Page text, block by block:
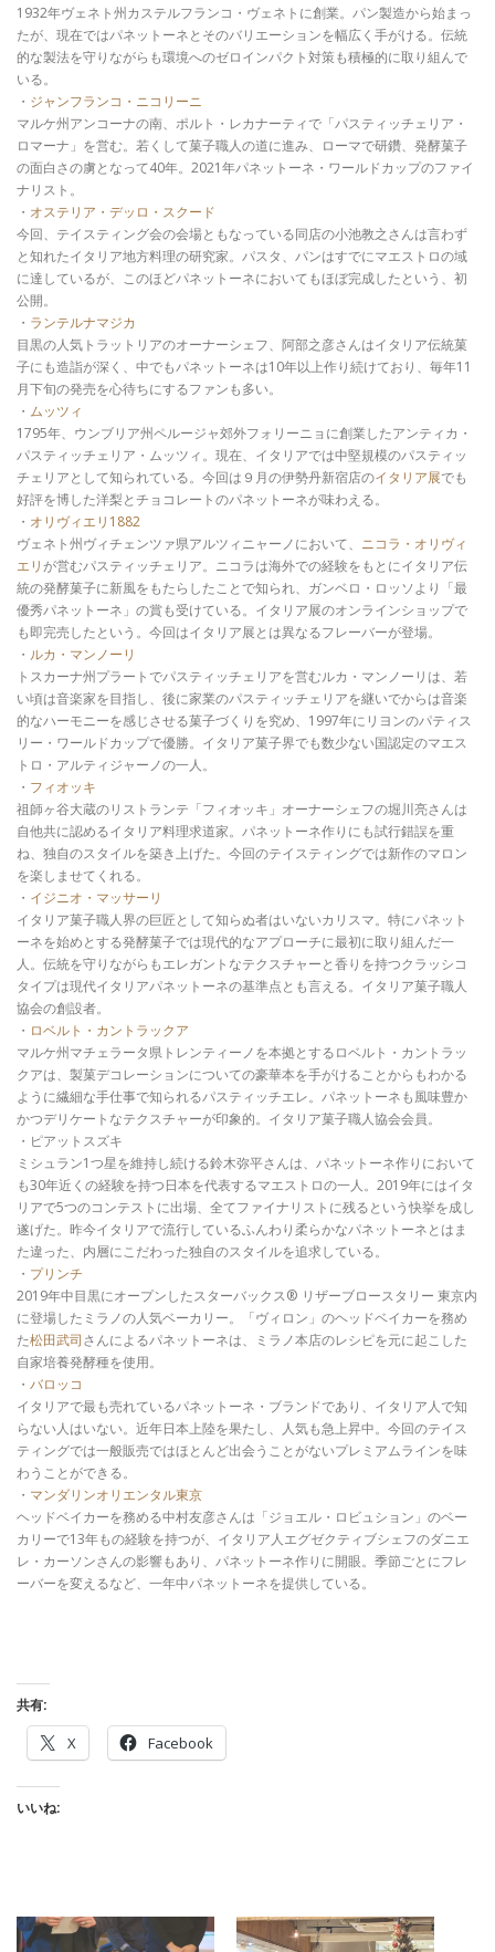
1932年ヴェネト州カステルフランコ・ヴェネトに創業。パン製造から始まっ
たが、現在ではパネットーネとそのバリエーションを幅広く手がける。伝統
的な製法を守りながらも環境へのゼロインパクト対策も積極的に取り組んで
いる。
・ ジャンフランコ・ニコリーニ
マルケ州アンコーナの南、ポルト・レカナーティで「パスティッチェリア・
ロマーナ」を営む。若くして菓子職人の道に進み、ローマで研鑽、発酵菓子
の面白さの虜となって40年。2021年パネットーネ・ワールドカップのファイ
ナリスト。
・ オステリア・デッロ・スクード
今回、テイスティング会の会場ともなっている同店の小池教之さんは言わず
と知れたイタリア地方料理の研究家。パスタ、パンはすでにマエストロの域
に達しているが、このほどパネットーネにおいてもほぼ完成したという、初
公開。
・ ランテルナマジカ
目黒の人気トラットリアのオーナーシェフ、阿部之彦さんはイタリア伝統菓
子にも造詣が深く、中でもパネットーネは10年以上作り続けており、毎年11
月下旬の発売を心待ちにするファンも多い。
・ ムッツィ
1795年、ウンブリア州ペルージャ郊外フォリーニョに創業したアンティカ・
パスティッチェリア・ムッツィ。現在、イタリアでは中堅規模のパスティッ
チェリアとして知られている。今回は９月の伊勢丹新宿店のイタリア展でも
好評を博した洋梨とチョコレートのパネットーネが味わえる。
・ オリヴィエリ1882
ヴェネト州ヴィチェンツァ県アルツィニャーノにおいて、 ニコラ・オリヴィ
エリが営むパスティッチェリア。ニコラは海外での経験をもとにイタリア伝
統の発酵菓子に新風をもたらしたことで知られ、ガンベロ・ロッソより「最
優秀パネットーネ」の賞も受けている。イタリア展のオンラインショップで
も即完売したという。今回はイタリア展とは異なるフレーバーが登場。
・ ルカ・マンノーリ
トスカーナ州プラートでパスティッチェリアを営むルカ・マンノーリは、若
い頃は音楽家を目指し、後に家業のパスティッチェリアを継いでからは音楽
的なハーモニーを感じさせる菓子づくりを究め、1997年にリヨンのパティス
リー・ワールドカップで優勝。イタリア菓子界でも数少ない国認定のマエス
トロ・アルティジャーノの一人。
・ フィオッキ
祖師ヶ谷大蔵のリストランテ「フィオッキ」オーナーシェフの堀川亮さんは
自他共に認めるイタリア料理求道家。パネットーネ作りにも試行錯誤を重
ね、独自のスタイルを築き上げた。今回のテイスティングでは新作のマロン
を楽しませてくれる。
・ イジニオ・マッサーリ
イタリア菓子職人界の巨匠として知らぬ者はいないカリスマ。特にパネット
ーネを始めとする発酵菓子では現代的なアプローチに最初に取り組んだ一
人。伝統を守りながらもエレガントなテクスチャーと香りを持つクラッシコ
タイプは現代イタリアパネットーネの基準点とも言える。イタリア菓子職人
協会の創設者。
・ ロベルト・カントラックア
マルケ州マチェラータ県トレンティーノを本拠とするロベルト・カントラッ
クアは、製菓デコレーションについての豪華本を手がけることからもわかる
ように繊細な手仕事で知られるパスティッチエレ。パネットーネも風味豊か
かつデリケートなテクスチャーが印象的。イタリア菓子職人協会会員。
・ピアットスズキ
ミシュラン1つ星を維持し続ける鈴木弥平さんは、パネットーネ作りにおいて
も30年近くの経験を持つ日本を代表するマエストロの一人。2019年にはイタ
リアで5つのコンテストに出場、全てファイナリストに残るという快挙を成し
遂げた。昨今イタリアで流行しているふんわり柔らかなパネットーネとはま
た違った、内層にこだわった独自のスタイルを追求している。
・ プリンチ
2019年中目黒にオープンしたスターバックス®︎ リザーブロースタリー 東京内
に登場したミラノの人気ベーカリー。「ヴィロン」のヘッドベイカーを務め
た松田武司さんによるパネットーネは、ミラノ本店のレシピを元に起こした
自家培養発酵種を使用。
・ バロッコ
イタリアで最も売れているパネットーネ・ブランドであり、イタリア人で知
らない人はいない。近年日本上陸を果たし、人気も急上昇中。今回のテイス
ティングでは一般販売ではほとんど出会うことがないプレミアムラインを味
わうことができる。
・ マンダリンオリエンタル東京
ヘッドベイカーを務める中村友彦さんは「ジョエル・ロビュション」のベー
カリーで13年もの経験を持つが、イタリア人エグゼクティブシェフのダニエ
レ・カーソンさんの影響もあり、パネットーネ作りに開眼。季節ごとにフレ
ーバーを変えるなど、一年中パネットーネを提供している。
共有:
X Facebook
いいね: